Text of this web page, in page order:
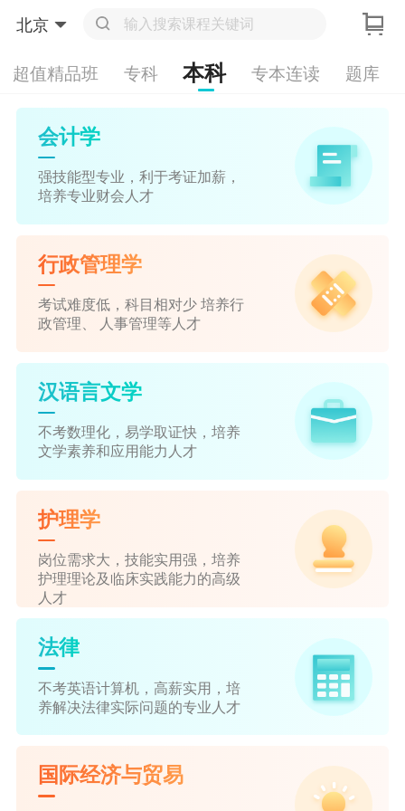
北京
超值精品班 专科 本科 专本连读 题库
会计学
强技能型专业，利于考证加薪，
培养专业财会人才
行政管理学
考试难度低，科目相对少 培养行
政管理、 人事管理等人才
汉语言文学
不考数理化，易学取证快，培养
文学素养和应用能力人才
护理学
岗位需求大，技能实用强，培养
护理理论及临床实践能力的高级
人才
法律
不考英语计算机，高薪实用，培
养解决法律实际问题的专业人才
国际经济与贸易